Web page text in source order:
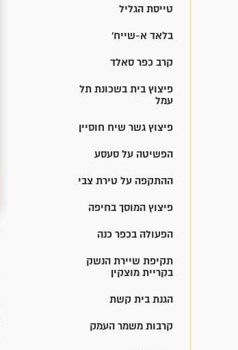
טייסת הגליל
בלאד א-שייח'
קרב כפר סאלד
פיצוץ בית בשכונת תל
עמל
פיצוץ גשר שיח חוסיין
הפשיטה על סעסע
ההתקפה על טירת צבי
פיצוץ המוסך בחיפה
הפעולה בכפר כנה
תקיפת שיירת הנשק
בקריית מוצקין
הגנת בית קשת
קרבות משמר העמק